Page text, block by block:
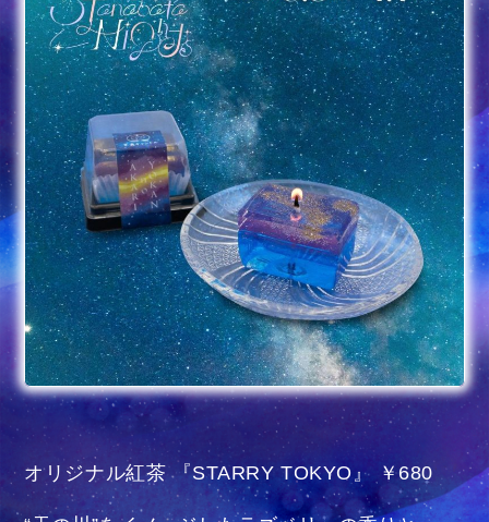
オリジナル紅茶 『STARRY TOKYO』 ￥680